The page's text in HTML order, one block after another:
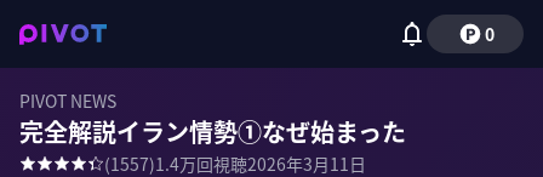
0
PIVOT NEWS
完全解説イラン情勢①なぜ始まった
(1557)1.4万回視聴2026年3月11日